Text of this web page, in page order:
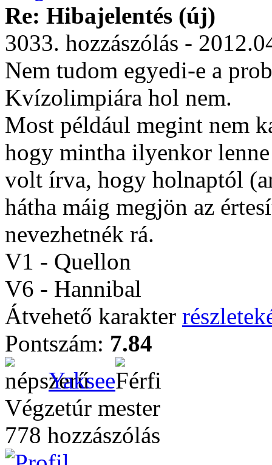
Re: Hibajelentés (új)
3033. hozzászólás -
Nem tudom egyedi-e a
Kvízolimpiára hol nem.
Most például megint nem
hogy mintha ilyenkor
volt írva, hogy holnaptól
hátha máig megjön az
nevezhetnék rá.
V1 - Quellon
V6 - Hannibal
Átvehető karakter
Pontszám: 7.84
Yaksee
Végzetúr mester
778 hozzászólás